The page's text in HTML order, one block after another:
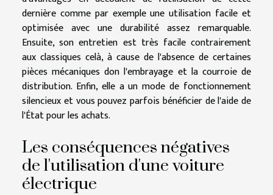
dernière comme par exemple une utilisation facile et
optimisée avec une durabilité assez remarquable.
Ensuite, son entretien est très facile contrairement
aux classiques celà, à cause de l'absence de certaines
pièces mécaniques don l'embrayage et la courroie de
distribution. Enfin, elle a un mode de fonctionnement
silencieux et vous pouvez parfois bénéficier de l'aide de
l'État pour les achats.
Les conséquences négatives
de l'utilisation d'une voiture
électrique